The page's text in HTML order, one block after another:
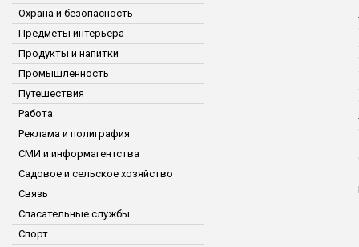
Охрана и безопасность
Предметы интерьера
Продукты и напитки
Промышленность
Путешествия
Работа
Реклама и полиграфия
СМИ и информагентства
Садовое и сельское хозяйство
Связь
Спасательные службы
Спорт